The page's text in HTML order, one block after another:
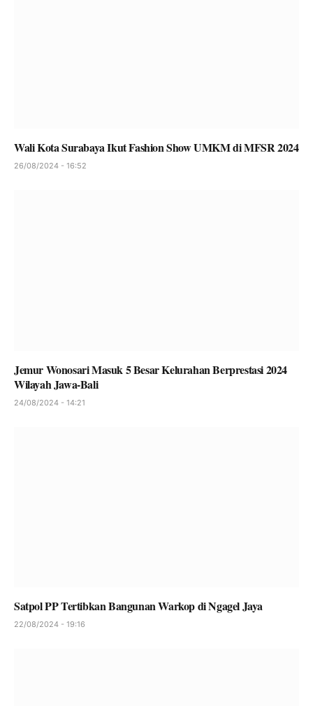
Wali Kota Surabaya Ikut Fashion Show UMKM di MFSR 2024
26/08/2024 - 16:52
Jemur Wonosari Masuk 5 Besar Kelurahan Berprestasi 2024
Wilayah Jawa-Bali
24/08/2024 - 14:21
Satpol PP Tertibkan Bangunan Warkop di Ngagel Jaya
22/08/2024 - 19:16